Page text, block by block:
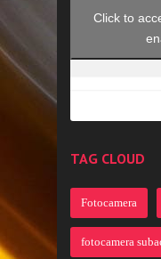
Click to
TAG CLOUD
Fotocamera
fotocamera